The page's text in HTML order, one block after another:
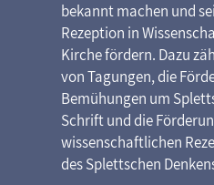
bekannt machen und
Rezeption in
Kirche fördern. Dazu
von Tagungen, die
Bemühungen um
Schrift und die
wissenschaftlichen
des Splettschen